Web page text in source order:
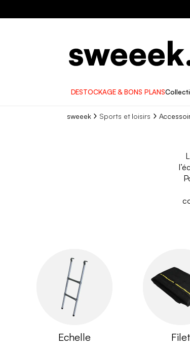
DESTOCKAGE & BONS PLANS
sweeek Sports et loisirs
Echelle Filet